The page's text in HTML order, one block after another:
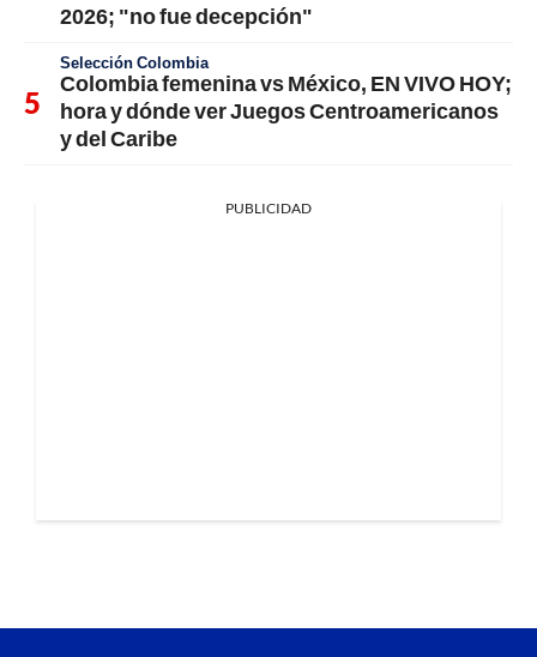
2026; "no fue decepción"
Selección Colombia
Colombia femenina vs México, EN VIVO HOY;
hora y dónde ver Juegos Centroamericanos
y del Caribe
PUBLICIDAD